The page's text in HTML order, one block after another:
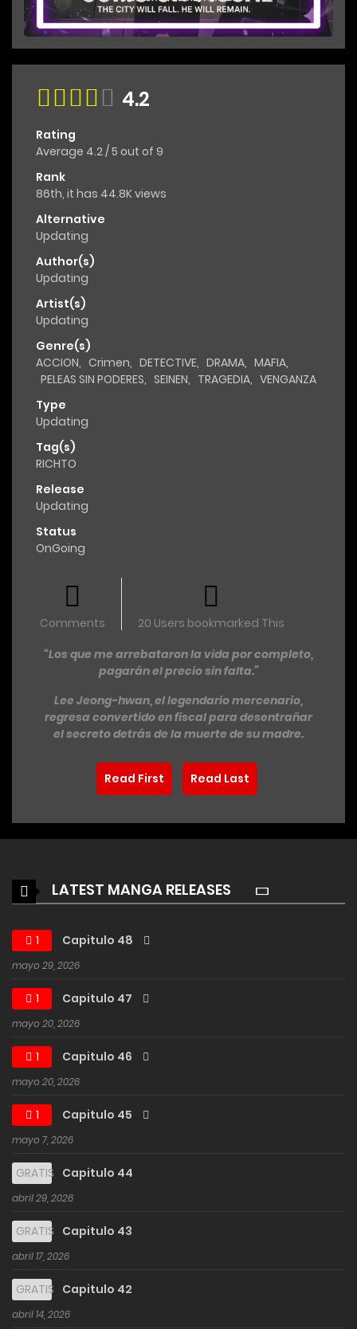
4.2
Rating
Average 4.2/5 out of 9
Rank
86th, it has 44.8K views
Alternative
Updating
Author(s)
Updating
Artist(s)
Updating
Genre(s)
ACCION, Crimen, DETECTIVE, DRAMA, MAFIA,
PELEAS SIN PODERES, SEINEN, TRAGEDIA, VENGANZA
Type
Updating
Tag(s)
RICHTO
Release
Updating
Status
OnGoing
Comments
20 Users bookmarked This
“Los que me arrebataron la vida por completo,
pagarán el precio sin falta.”
Lee Jeong-hwan, el legendario mercenario,
regresa convertido en fiscal para desentrañar
el secreto detrás de la muerte de su madre.
Read First Read Last
LATEST MANGA RELEASES
1 Capitulo 48
mayo 29, 2026
1 Capitulo 47
mayo 20, 2026
1 Capitulo 46
mayo 20, 2026
1 Capitulo 45
mayo 7, 2026
GRATIS Capitulo 44
abril 29, 2026
GRATIS Capitulo 43
abril 17, 2026
GRATIS Capitulo 42
abril 14, 2026